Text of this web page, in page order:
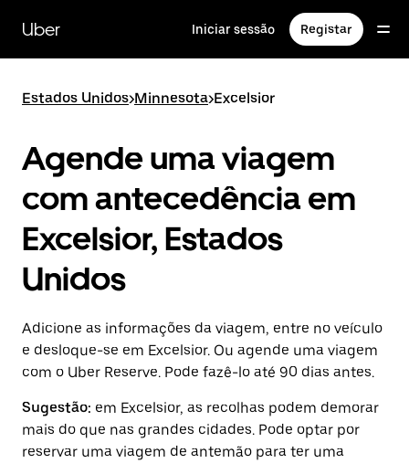
para
conteúdo
Uber Iniciar sessão Registar
Estados Unidos>Minnesota>Excelsior
Agende uma viagem
com antecedência em
Excelsior, Estados
Unidos
Adicione as informações da viagem, entre no veículo
e desloque-se em Excelsior. Ou agende uma viagem
com o Uber Reserve. Pode fazê-lo até 90 dias antes.
Sugestão: em Excelsior, as recolhas podem demorar
mais do que nas grandes cidades. Pode optar por
reservar uma viagem de antemão para ter uma